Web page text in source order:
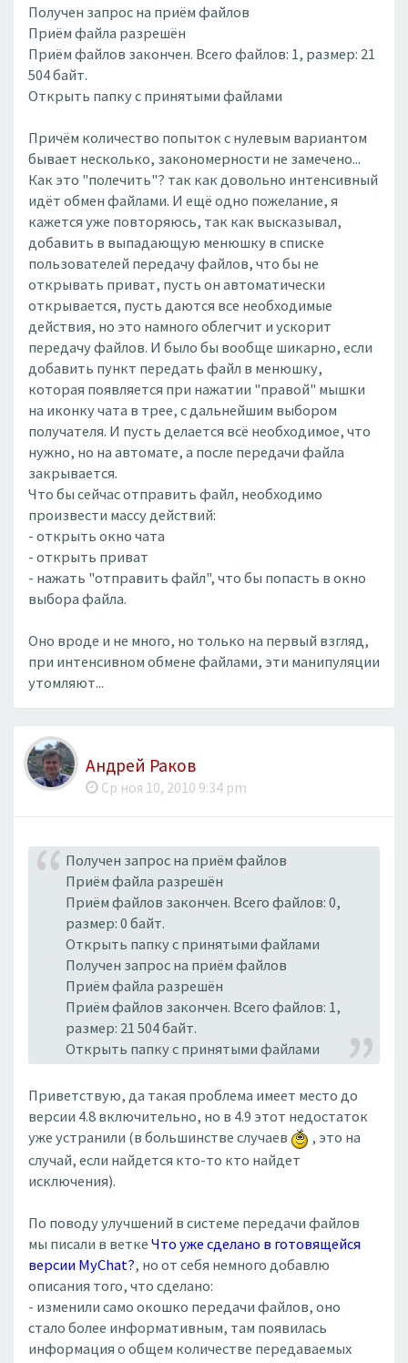
Получен запрос на приём файлов
Приём файла разрешён
Приём файлов закончен. Всего файлов: 1, размер: 21
504 байт.
Открыть папку с принятыми файлами
Причём количество попыток с нулевым вариантом
бывает несколько, закономерности не замечено...
Как это "полечить"? так как довольно интенсивный
идёт обмен файлами. И ещё одно пожелание, я
кажется уже повторяюсь, так как высказывал,
добавить в выпадающую менюшку в списке
пользователей передачу файлов, что бы не
открывать приват, пусть он автоматически
открывается, пусть даются все необходимые
действия, но это намного облегчит и ускорит
передачу файлов. И было бы вообще шикарно, если
добавить пункт передать файл в менюшку,
которая появляется при нажатии "правой" мышки
на иконку чата в трее, с дальнейшим выбором
получателя. И пусть делается всё необходимое, что
нужно, но на автомате, а после передачи файла
закрывается.
Что бы сейчас отправить файл, необходимо
произвести массу действий:
- открыть окно чата
- открыть приват
- нажать "отправить файл", что бы попасть в окно
выбора файла.
Оно вроде и не много, но только на первый взгляд,
при интенсивном обмене файлами, эти манипуляции
утомляют...
Андрей Раков
Ср ноя 10, 2010 9:34 pm
Получен запрос на приём файлов
Приём файла разрешён
Приём файлов закончен. Всего файлов: 0,
размер: 0 байт.
Открыть папку с принятыми файлами
Получен запрос на приём файлов
Приём файла разрешён
Приём файлов закончен. Всего файлов: 1,
размер: 21 504 байт.
Открыть папку с принятыми файлами
Приветствую, да такая проблема имеет место до
версии 4.8 включительно, но в 4.9 этот недостаток
уже устранили (в большинстве случаев
, это на
случай, если найдется кто-то кто найдет
исключения).
По поводу улучшений в системе передачи файлов
мы писали в веткеЧто уже сделано в готовящейся
версии MyChat?, но от себя немного добавлю
описания того, что сделано:
- изменили само окошко передачи файлов, оно
стало более информативным, там появилась
информация о общем количестве передаваемых